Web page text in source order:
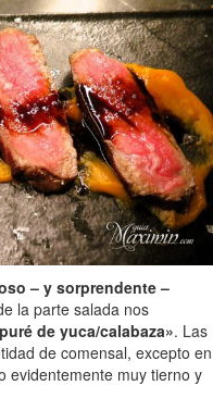
– y sorprendente –
la parte salada nos
de yuca/calabaza». Las
de comensal, excepto en
evidentemente muy tierno y